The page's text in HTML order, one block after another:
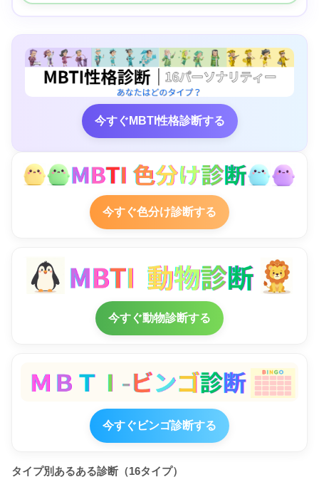
今すぐMBTI性格診断する
今すぐ色分け診断する
今すぐ動物診断する
今すぐビンゴ診断する
タイプ別あるある診断（16タイプ）